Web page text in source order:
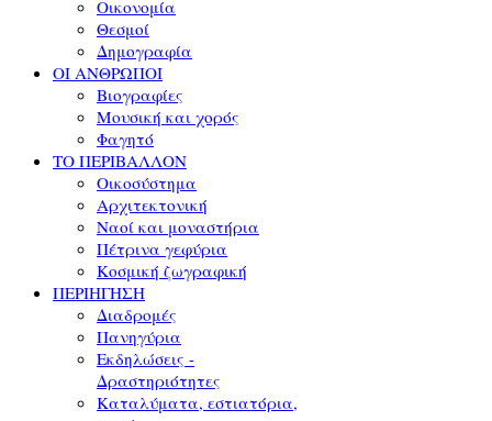
Οικονομία
Θεσμοί
Δημογραφία
ΟΙ ΑΝΘΡΩΠΟΙ
Βιογραφίες
Μουσική και χορός
Φαγητό
ΤΟ ΠΕΡΙΒΑΛΛΟΝ
Οικοσύστημα
Αρχιτεκτονική
Ναοί και μοναστήρια
Πέτρινα γεφύρια
Κοσμική ζωγραφική
ΠΕΡΙΗΓΗΣΗ
Διαδρομές
Πανηγύρια
Εκδηλώσεις -
Δραστηριότητες
Καταλύματα, εστιατόρια,